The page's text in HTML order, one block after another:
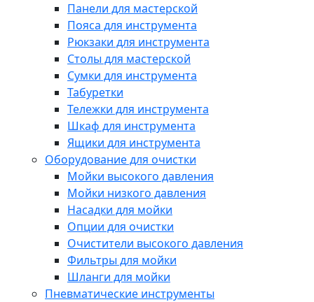
Панели для мастерской
Пояса для инструмента
Рюкзаки для инструмента
Столы для мастерской
Сумки для инструмента
Табуретки
Тележки для инструмента
Шкаф для инструмента
Ящики для инструмента
Оборудование для очистки
Мойки высокого давления
Мойки низкого давления
Насадки для мойки
Опции для очистки
Очистители высокого давления
Фильтры для мойки
Шланги для мойки
Пневматические инструменты